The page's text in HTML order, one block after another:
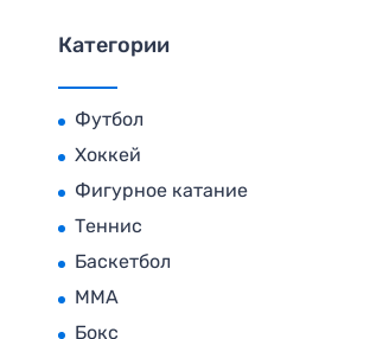
Категории
Футбол
Хоккей
Фигурное катание
Теннис
Баскетбол
MMA
Бокс